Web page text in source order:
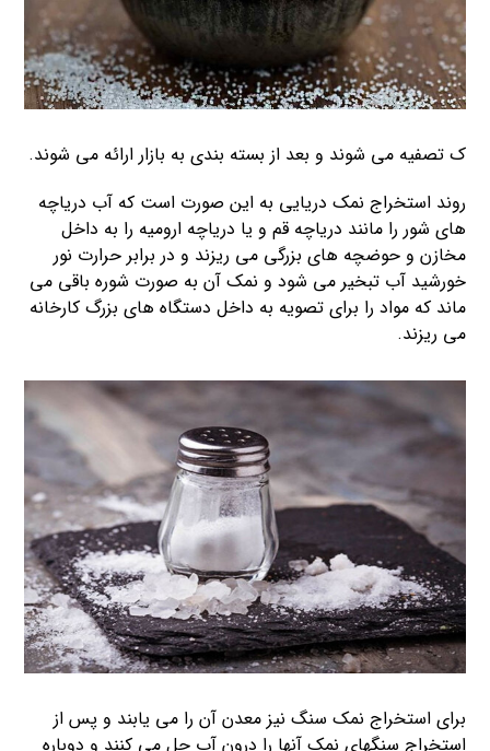
ک تصفیه می شوند و بعد از بسته بندی به بازار ارائه می شوند.
روند استخراج نمک دریایی به این صورت است که آب دریاچه
های شور را مانند دریاچه قم و یا دریاچه ارومیه را به داخل
مخازن و حوضچه های بزرگی می ریزند و در برابر حرارت نور
خورشید آب تبخیر می شود و نمک آن به صورت شوره باقی می
ماند که مواد را برای تصویه به داخل دستگاه های بزرگ کارخانه
می ریزند.
برای استخراج نمک سنگ نیز معدن آن را می یابند و پس از
استخراج سنگهای نمک آنها را درون آب حل می کنند و دوباره